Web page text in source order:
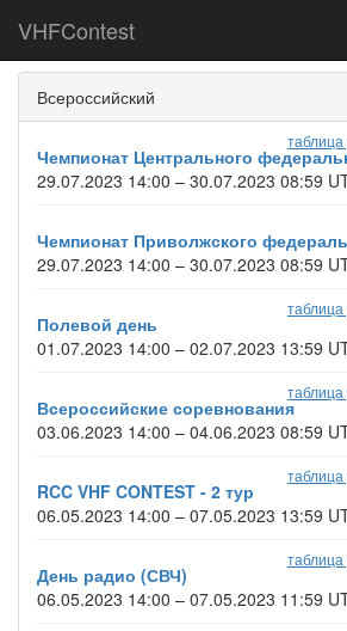
VHFContest
Всероссийский
таблица
Чемпионат Центрального
29.07.2023 14:00 – 30.07.2023 08:59
Чемпионат Приволжского
29.07.2023 14:00 – 30.07.2023 08:59
таблица
Полевой день
01.07.2023 14:00 – 02.07.2023 13:59
таблица
Всероссийские соревнования
03.06.2023 14:00 – 04.06.2023 08:59
таблица
RCC VHF CONTEST - 2 тур
06.05.2023 14:00 – 07.05.2023 13:59
таблица
День радио (СВЧ)
06.05.2023 14:00 – 07.05.2023 11:59